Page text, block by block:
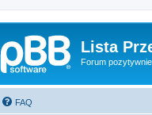
Lista
Forum
FAQ